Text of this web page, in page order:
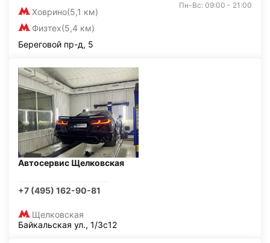
Ховрино(5,1 км)
Физтех(5,4 км)
Пн-Вс: 09:00 - 21:00
Береговой пр-д, 5
Автосервис Щелковская
+7 (495) 162-90-81
Щелковская
Байкальская ул., 1/3с12